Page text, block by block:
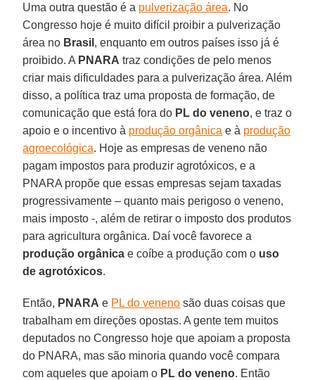
Uma outra questão é a pulverização área. No
Congresso hoje é muito difícil proibir a pulverização
área no Brasil , enquanto em outros países isso já é
proibido. A PNARA traz condições de pelo menos
criar mais dificuldades para a pulverização área. Além
disso, a política traz uma proposta de formação, de
comunicação que está fora do PL do veneno, e traz o
apoio e o incentivo à produção orgânica e à produção
agroecológica. Hoje as empresas de veneno não
pagam impostos para produzir agrotóxicos, e a
PNARA propõe que essas empresas sejam taxadas
progressivamente – quanto mais perigoso o veneno,
mais imposto -, além de retirar o imposto dos produtos
para agricultura orgânica. Daí você favorece a
produção orgânica e coíbe a produção com o uso
de agrotóxicos.
Então, PNARA e PL do veneno são duas coisas que
trabalham em direções opostas. A gente tem muitos
deputados no Congresso hoje que apoiam a proposta
do PNARA, mas são minoria quando você compara
com aqueles que apoiam o PL do veneno. Então